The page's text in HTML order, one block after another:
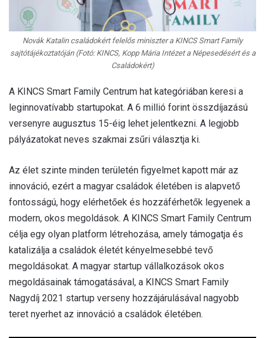
Novák Katalin családokért felelős miniszter a KINCS Smart Family
sajtótájékoztatóján (Fotó: KINCS, Kopp Mária Intézet a Népesedésért és a
Családokért)
A KINCS Smart Family Centrum hat kategóriában keresi a
leginnovatívabb startupokat. A 6 millió forint összdíjazású
versenyre augusztus 15-éig lehet jelentkezni. A legjobb
pályázatokat neves szakmai zsűri választja ki.
Az élet szinte minden területén figyelmet kapott már az
innováció, ezért a magyar családok életében is alapvető
fontosságú, hogy elérhetőek és hozzáférhetők legyenek a
modern, okos megoldások. A KINCS Smart Family Centrum
célja egy olyan platform létrehozása, amely támogatja és
katalizálja a családok életét kényelmesebbé tevő
megoldásokat. A magyar startup vállalkozások okos
megoldásainak támogatásával, a KINCS Smart Family
Nagydíj 2021 startup verseny hozzájárulásával nagyobb
teret nyerhet az innováció a családok életében.